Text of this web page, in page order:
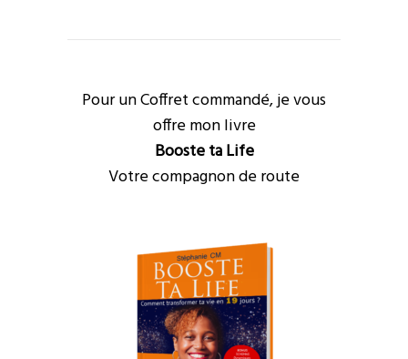
Pour un Coffret commandé, je vous
offre mon livre
Booste ta Life
Votre compagnon de route